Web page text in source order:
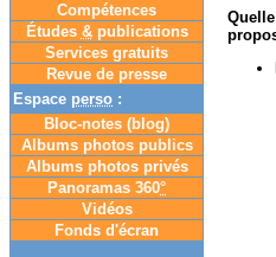
Compétences
Études &publications
Services gratuits
Revue de presse
Espace perso :
Bloc-notes (blog)
Albums photos publics
Albums photos privés
Panoramas 360°
Vidéos
Fonds d'écran